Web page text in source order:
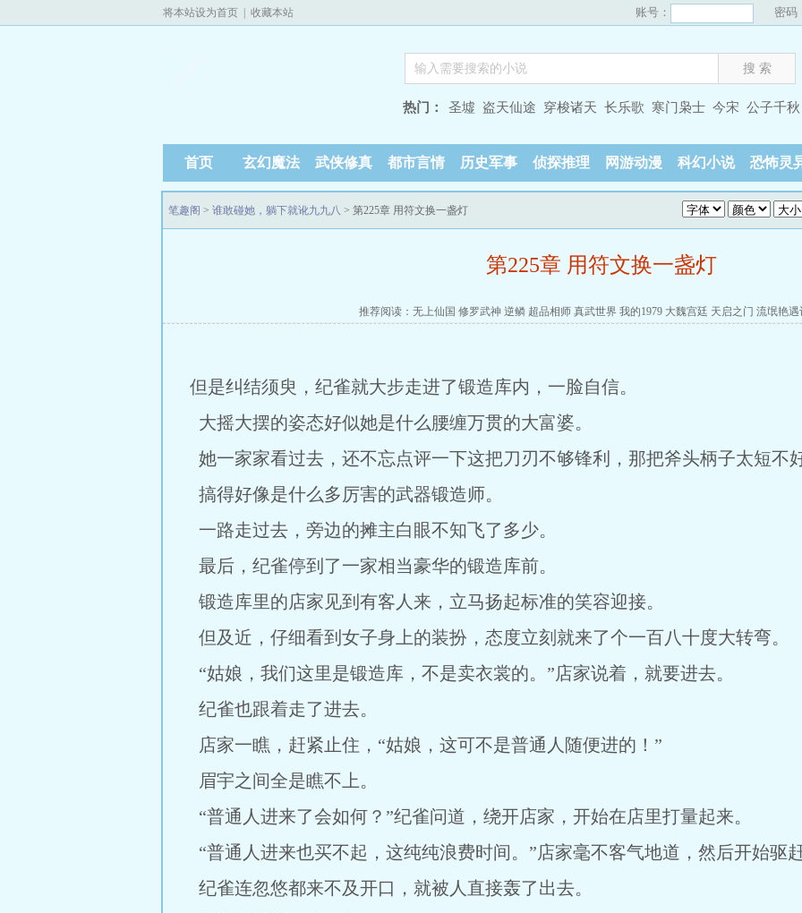
将本站设为首页 收藏本站 账号： 密码
热门： 圣墟 盗天仙途 穿梭诸天 长乐歌 寒门枭士 今宋 公子千秋
首页 玄幻魔法 武侠修真 都市言情 历史军事 侦探推理 网游动漫 科幻小说 恐怖灵
笔趣阁 > 谁敢碰她，躺下就讹九九八 > 第225章 用符文换一盏灯
第225章 用符文换一盏灯
推荐阅读： 无上仙国 修罗武神 逆鳞 超品相师 真武世界 我的1979 大魏宫廷 天启之门 流氓艳遇
但是纠结须臾，纪雀就大步走进了锻造库内，一脸自信。
大摇大摆的姿态好似她是什么腰缠万贯的大富婆。
她一家家看过去，还不忘点评一下这把刀刃不够锋利，那把斧头柄子太短
搞得好像是什么多厉害的武器锻造师。
一路走过去，旁边的摊主白眼不知飞了多少。
最后，纪雀停到了一家相当豪华的锻造库前。
锻造库里的店家见到有客人来，立马扬起标准的笑容迎接。
但及近，仔细看到女子身上的装扮，态度立刻就来了个一百八十度大转弯。
“姑娘，我们这里是锻造库，不是卖衣裳的。”店家说着，就要进去。
纪雀也跟着走了进去。
店家一瞧，赶紧止住，“姑娘，这可不是普通人随便进的！”
眉宇之间全是瞧不上。
“普通人进来了会如何？”纪雀问道，绕开店家，开始在店里打量起来。
“普通人进来也买不起，这纯纯浪费时间。”店家毫不客气地道，然后开始驱赶
纪雀连忽悠都来不及开口，就被人直接轰了出去。